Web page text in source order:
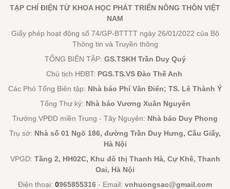
TẠP CHÍ ĐIỆN TỬ KHOA HỌC PHÁT TRIỂN NÔNG THÔN VIỆT
NAM
Giấy phép hoạt động số 74/GP-BTTTT ngày 26/01/2022 của Bộ
Thông tin và Truyền thông
TỔNG BIÊN TẬP: GS.TSKH Trần Duy Quý
Chủ tịch HĐBT: PGS.TS.VS Đào Thế Anh
Các Phó Tổng Biên tập: Nhà báo Phí Văn Điển; TS. Lê Thành Ý
Tổng Thư ký: Nhà báo Vương Xuân Nguyên
Trưởng VPĐD miền Trung - Tây Nguyên: Nhà báo Duy Phong
Trụ sở: Nhà số 01 Ngõ 186, đường Trần Duy Hưng, Cầu Giấy,
Hà Nội
VPGD: Tầng 2, HH02C, Khu đô thị Thanh Hà, Cự Khê, Thanh
Oai, Hà Nội
Điện thoại: 0965855316 - Email: vnhuongsac@gmail.com